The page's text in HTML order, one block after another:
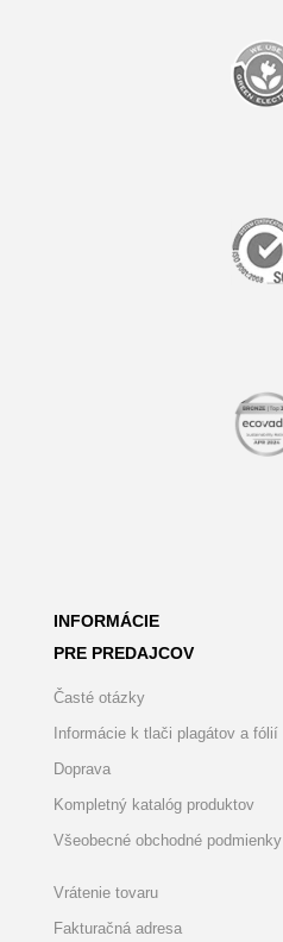
INFORMÁCIE
PRE PREDAJCOV
Časté otázky
Informácie k tlači plagátov a fólií
Doprava
Kompletný katalóg produktov
Všeobecné obchodné podmienky
Vrátenie tovaru
Fakturačná adresa